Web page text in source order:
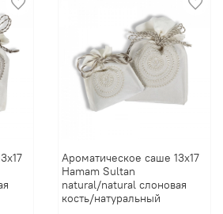
Ароматическое саше 13x17
Hamam Sultan
natural/natural слоновая
кость/натуральный